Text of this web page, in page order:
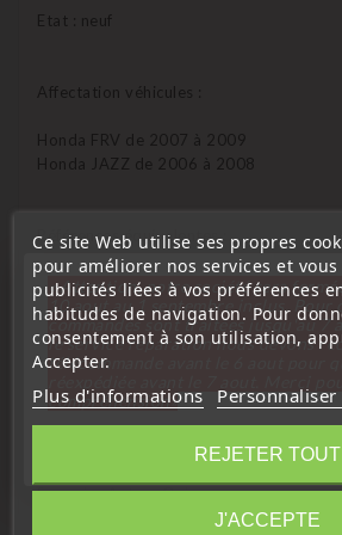
Etat : neuf
Affectation véhicules :
Honda FRV de 2007 à 2009
Honda JAZZ de 2006 à 2008
Références équivalentes :
35111-SAH-305
Qui peux programmer cet émetteur ?
Garage Honda – Oui
Garage indépendant – Oui
Serrurier Auto – Oui
Ce site Web utilise ses propres
pour améliorer nos services et
publicités liées à vos préférences
habitudes de navigation. Pour
consentement à son utilisation,
Accepter.
Plus d'informations
REJETER TOUT
J'ACCEPTE
« Attention, notre société sera
10 aout au 1 septembre inclus. Pour
commandes sont traitées jusqu'au 7
le service réparation nous devons
télécommande avant le 6 aout pour
compréhension»
Fermer
Information